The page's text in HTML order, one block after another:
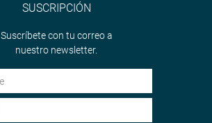
SUSCRIPCIÓN
Suscríbete con tu correo a
nuestro newsletter.